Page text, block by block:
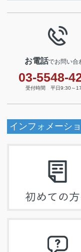
お電話でお問い合
03-5548-
受付時間 平日9:30～
インフォメーシ